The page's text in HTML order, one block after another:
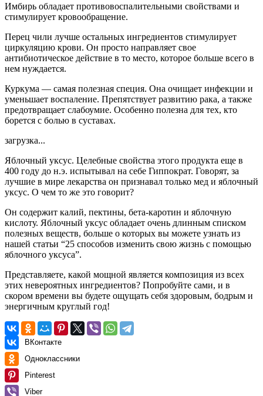
Имбирь обладает противовоспалительными свойствами и
стимулирует кровообращение.
Перец чили лучше остальных ингредиентов стимулирует
циркуляцию крови. Он просто направляет свое
антибиотическое действие в то место, которое больше всего в
нем нуждается.
Куркума — самая полезная специя. Она очищает инфекции и
уменьшает воспаление. Препятствует развитию рака, а также
предотвращает слабоумие. Особенно полезна для тех, кто
борется с болью в суставах.
загрузка...
Яблочный уксус. Целебные свойства этого продукта еще в
400 году до н.э. испытывал на себе Гиппократ. Говорят, за
лучшие в мире лекарства он признавал только мед и яблочный
уксус. О чем то же это говорит?
Он содержит калий, пектины, бета-каротин и яблочную
кислоту. Яблочный уксус обладает очень длинным списком
полезных веществ, больше о которых вы можете узнать из
нашей статьи “25 способов изменить свою жизнь с помощью
яблочного уксуса”.
Представляете, какой мощной является композиция из всех
этих невероятных ингредиентов? Попробуйте сами, и в
скором времени вы будете ощущать себя здоровым, бодрым и
энергичным круглый год!
ВКонтакте
Одноклассники
Pinterest
Viber